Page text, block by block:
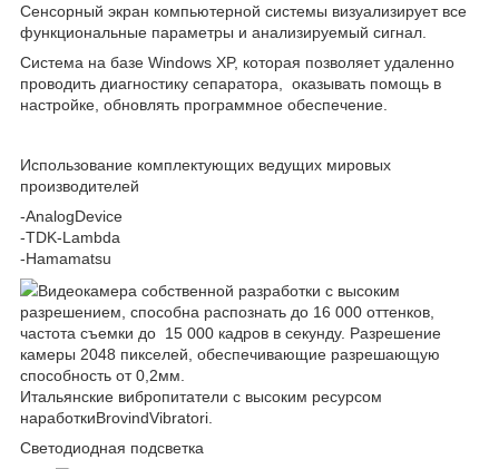
Сенсорный экран компьютерной системы визуализирует все
функциональные параметры и анализируемый сигнал.
Система на базе Windows XP, которая позволяет удаленно
проводить диагностику сепаратора, оказывать помощь в
настройке, обновлять программное обеспечение.
Использование комплектующих ведущих мировых
производителей
-AnalogDevice
-TDK-Lambda
-Hamamatsu
Видеокамера собственной разработки с высоким
разрешением, способна распознать до 16 000 оттенков,
частота съемки до 15 000 кадров в секунду. Разрешение
камеры 2048 пикселей, обеспечивающие разрешающую
способность от 0,2мм.
Итальянские вибропитатели с высоким ресурсом
наработкиBrovindVibratori
Светодиодная подсветка